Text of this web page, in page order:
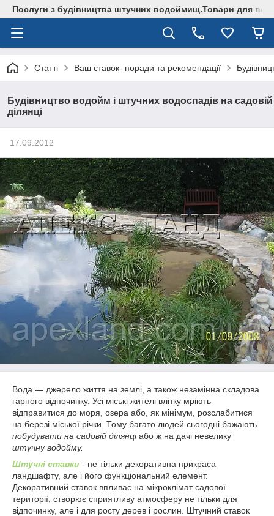
Послуги з будівництва штучних водоймищ.Товари для
Cтатті Ваш ставок- поради та рекомендації
Будівництво водойм і штучних водоспадів на садовій
ділянці
17.09.2012
Вода ― джерело життя на землі, а також незамінна складова
гарного відпочинку. Усі міські жителі влітку мріють
відправитися до моря, озера або, як мінімум, розслабитися
на березі міської річки. Тому багато людей сьогодні бажають
побудувати на садовій ділянціабо ж на дачі невелику
штучну водойму.
Штучні ставки - не тільки декоративна прикраса
ландшафту, але і його функціональний елемент.
Декоративний ставок впливає на мікроклімат садової
території, створює сприятливу атмосферу не тільки для
відпочинку, але і для росту дерев і рослин. Штучний ставок